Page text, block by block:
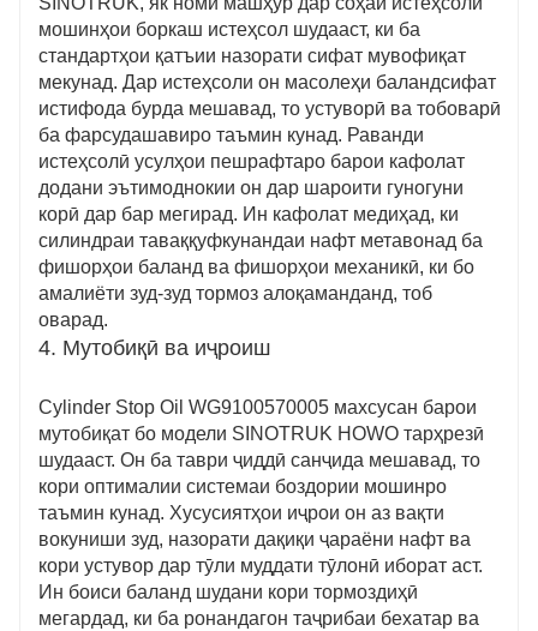
мошинҳои боркаш истеҳсол шудааст, ки ба
стандартҳои қатъии назорати сифат мувофиқат
мекунад. Дар истеҳсоли он масолеҳи баландсифат
истифода бурда мешавад, то устуворӣ ва тобоварӣ
ба фарсудашавиро таъмин кунад. Раванди
истеҳсолӣ усулҳои пешрафтаро барои кафолат
додани эътимоднокии он дар шароити гуногуни
корӣ дар бар мегирад. Ин кафолат медиҳад, ки
силиндраи таваққуфкунандаи нафт метавонад ба
фишорҳои баланд ва фишорҳои механикӣ, ки бо
амалиёти зуд-зуд тормоз алоқаманданд, тоб
оварад.
4. Мутобиқӣ ва иҷроиш
Cylinder Stop Oil WG9100570005 махсусан барои
мутобиқат бо модели SINOTRUK HOWO тарҳрезӣ
шудааст. Он ба таври ҷиддӣ санҷида мешавад, то
кори оптималии системаи боздории мошинро
таъмин кунад. Хусусиятҳои иҷрои он аз вақти
вокуниши зуд, назорати дақиқи ҷараёни нафт ва
кори устувор дар тӯли муддати тӯлонӣ иборат аст.
Ин боиси баланд шудани кори тормоздиҳӣ
мегардад, ки ба ронандагон таҷрибаи бехатар ва